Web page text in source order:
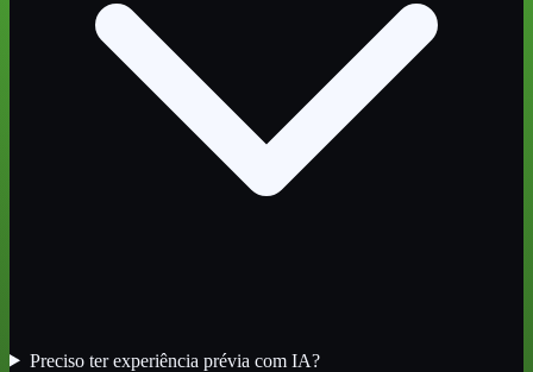
Preciso ter experiência prévia com IA?